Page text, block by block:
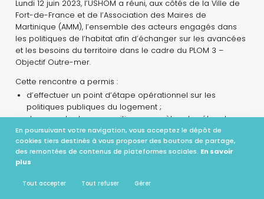
Lundi 12 juin 2023, l’USHOM a réuni, aux côtés de la Ville de
Fort-de-France et de l’Association des Maires de
Martinique (AMM), l’ensemble des acteurs engagés dans
les politiques de l’habitat afin d’échanger sur les avancées
et les besoins du territoire dans le cadre du PLOM 3 –
Objectif Outre-mer.
Cette rencontre a permis :
d’effectuer un point d’étape opérationnel sur les
politiques publiques du logement ;
de remonter les propositions concrètes des élus, des
bailleurs sociaux et des opérateurs ;
d’alimenter les orientations destinées à renforcer
l’action publique, dans un contexte où l’amélioration des
conditions de vie des ultramarins demeure une priorité
En poursuivant votre navigation, vous acceptez le dépôt de
cookies tiers destinés à vous proposer des boutons de partage,
des remontées de contenus de plateformes sociales. En savoir
plus
Tout accepter Tout refuser Gérer